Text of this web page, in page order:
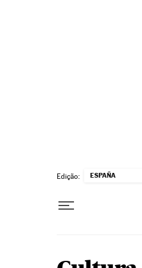
Edição: ESPAÑA